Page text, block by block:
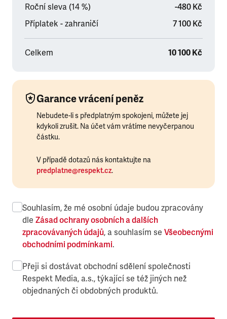
Roční sleva (14 %)
-480 Kč
Příplatek - zahraničí
7 100 Kč
Celkem 10 100 Kč
Garance vrácení peněz
Nebudete-li s předplatným spokojeni, můžete jej
kdykoli zrušit. Na účet vám vrátíme nevyčerpanou
částku.
V případě dotazů nás kontaktujte na
predplatne@respekt.cz.
Souhlasím, že mé osobní údaje budou zpracovány
dle Zásad ochrany osobních a dalších
zpracovávaných údajů, a souhlasím se Všeobecnými
obchodními podmínkami.
Přeji si dostávat obchodní sdělení společnosti
Respekt Media, a.s., týkající se též jiných než
objednaných či obdobných produktů.